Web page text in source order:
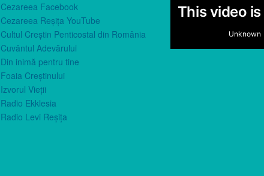
Cezareea Facebook
Cezareea Reşiţa YouTube
Cultul Creştin Penticostal din România
Cuvântul Adevărului
Din inimă pentru tine
Foaia Creştinului
Izvorul Vieţii
Radio Ekklesia
Radio Levi Reşiţa